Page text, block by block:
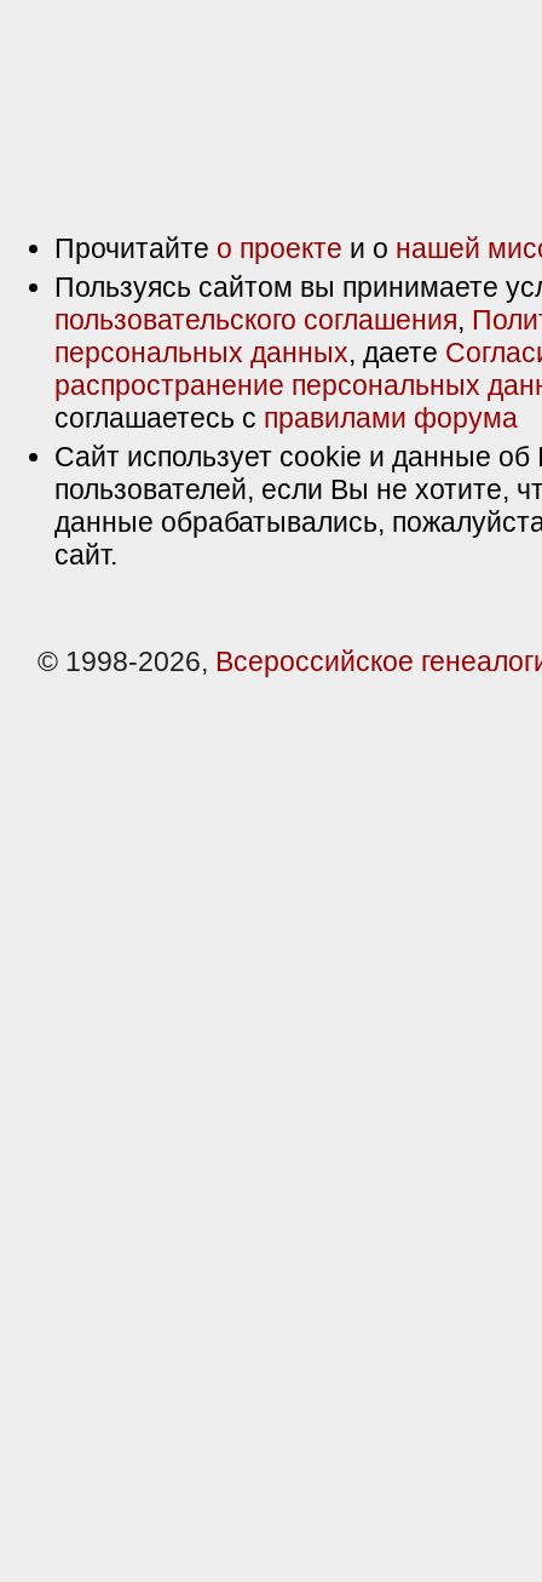
Прочитайте о проекте и о нашей
Пользуясь сайтом вы принимаете
пользовательского соглашения,
персональных данных, даете
распространение персональных
соглашаетесь с правилами форума
Сайт использует cookie и данные об
пользователей, если Вы не хотите,
данные обрабатывались,
сайт.
© 1998-2026, Всероссийское